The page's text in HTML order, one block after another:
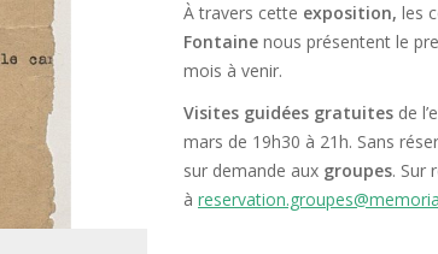
À travers cette exposition, les
Fontaine nous présentent le
mois à venir.
Visites guidées gratuites de
mars de 19h30 à 21h. Sans
sur demande aux groupes. Sur
à